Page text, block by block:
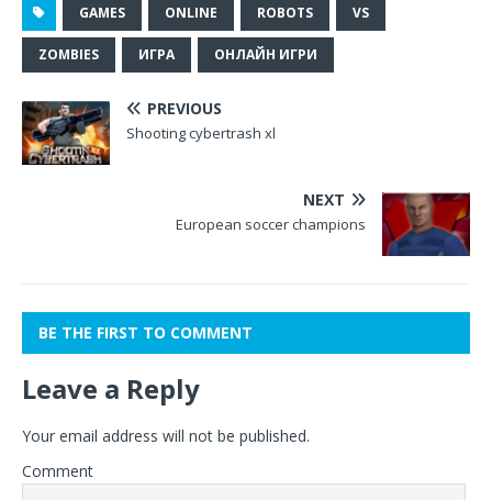
GAMES ONLINE ROBOTS VS
ZOMBIES ИГРА ОНЛАЙН ИГРИ
PREVIOUS
Shooting cybertrash xl
NEXT
European soccer champions
BE THE FIRST TO COMMENT
Leave a Reply
Your email address will not be published.
Comment